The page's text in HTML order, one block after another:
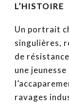
L’HISTOIRE
Un portrait
singulières,
de
une
ravages